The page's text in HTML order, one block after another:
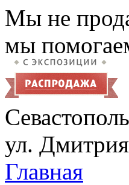
Мы не
мы
Севастополь
ул.
Главная